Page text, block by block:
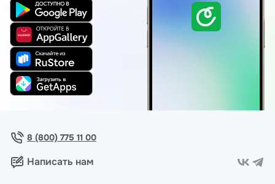
8 (800) 775 11 00
Написать нам